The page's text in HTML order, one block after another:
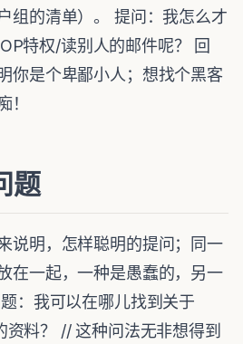
组的清单）。 提问：我怎么才
特权/读别人的邮件呢？ 回
你是个卑鄙小人；想找个黑客
！
题
说明，怎样聪明的提问；同一
在一起，一种是愚蠢的，另一
：我可以在哪儿找到关于
料？ // 这种问法无非想得到